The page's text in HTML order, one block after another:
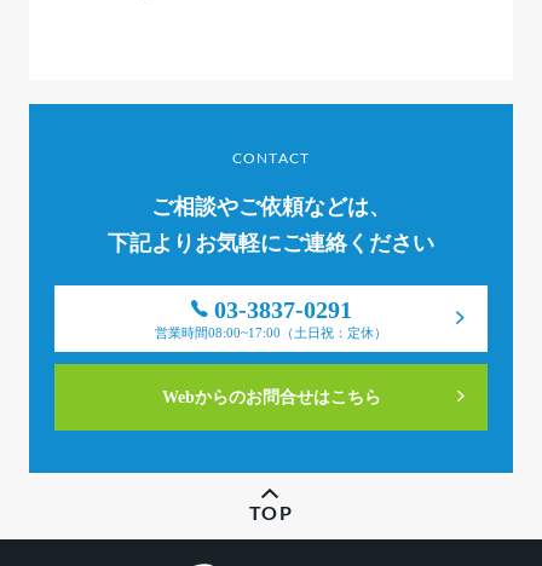
CONTACT
ご相談やご依頼などは、
下記よりお気軽にご連絡ください
03-3837-0291
営業時間08:00~17:00（土日祝：定休）
Webからのお問合せはこちら
TOP